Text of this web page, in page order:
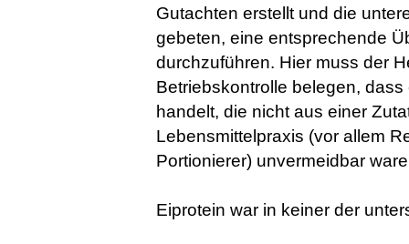
Gutachten erstellt und die
gebeten, eine entsprechende
durchzuführen. Hier muss der
Betriebskontrolle belegen,
handelt, die nicht aus einer
Lebensmittelpraxis (vor allem
Portionierer) unvermeidbar
Eiprotein war in keiner der